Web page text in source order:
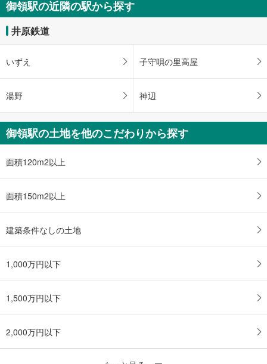
る
御領駅の近隣の駅から探す
井原鉄道
いずえ 子守唄の里高屋
湯野 神辺
御領駅の土地を他のこだわりから探す
面積120m2以上
面積150m2以上
建築条件なしの土地
1,000万円以下
1,500万円以下
2,000万円以下